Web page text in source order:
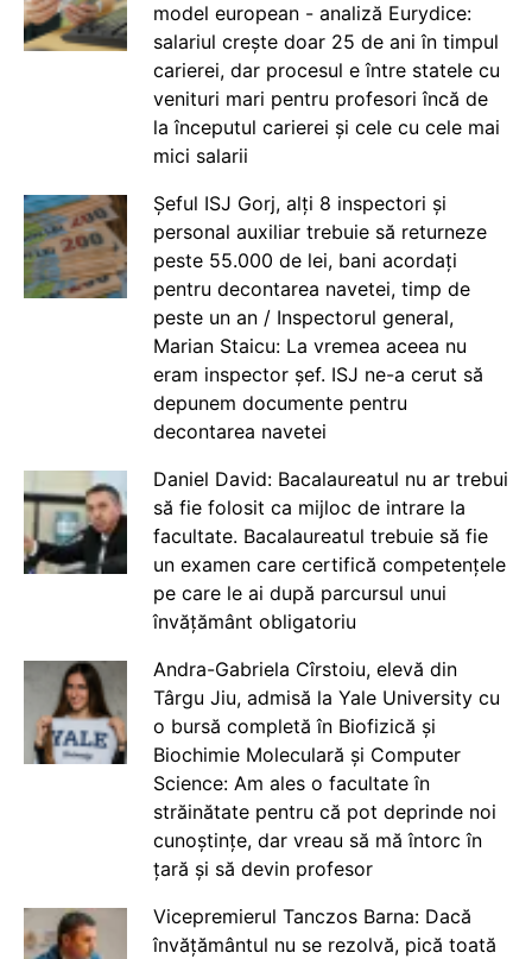
model european - analiză Eurydice:
salariul crește doar 25 de ani în timpul
carierei, dar procesul e între statele cu
venituri mari pentru profesori încă de
la începutul carierei și cele cu cele mai
mici salarii
Șeful ISJ Gorj, alți 8 inspectori și
personal auxiliar trebuie să returneze
peste 55.000 de lei, bani acordați
pentru decontarea navetei, timp de
peste un an / Inspectorul general,
Marian Staicu: La vremea aceea nu
eram inspector șef. ISJ ne-a cerut să
depunem documente pentru
decontarea navetei
Daniel David: Bacalaureatul nu ar trebui
să fie folosit ca mijloc de intrare la
facultate. Bacalaureatul trebuie să fie
un examen care certifică competențele
pe care le ai după parcursul unui
învățământ obligatoriu
Andra-Gabriela Cîrstoiu, elevă din
Târgu Jiu, admisă la Yale University cu
o bursă completă în Biofizică și
Biochimie Moleculară și Computer
Science: Am ales o facultate în
străinătate pentru că pot deprinde noi
cunoștințe, dar vreau să mă întorc în
țară și să devin profesor
Vicepremierul Tanczos Barna: Dacă
învățământul nu se rezolvă, pică toată